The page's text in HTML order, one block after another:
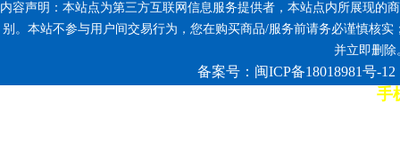
内容声明：本站点为第三方互联网信息服务提供者，本站点内所展现的
别。本站不参与用户间交易行为，您在购买商品/服务前请务必谨慎核
并立即删除
备案号：闽ICP备18018981号-12
7*12小时客服热线: 康师傅手